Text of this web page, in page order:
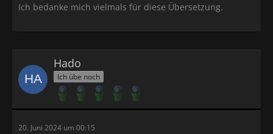
Ich bedanke mich vielmals für diese Übersetzung.
Hado
Ich übe noch
20. Juni 2024 um 00:15